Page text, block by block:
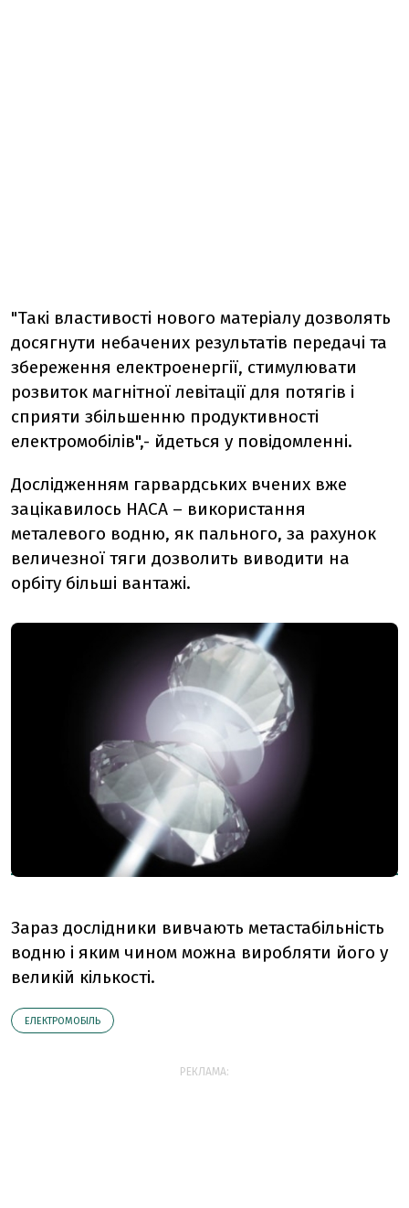
"Такі властивості нового матеріалу дозволять
досягнути небачених результатів передачі та
збереження електроенергії, стимулювати
розвиток магнітної левітації для потягів і
сприяти збільшенню продуктивності
електромобілів",- йдеться у повідомленні.
Дослідженням гарвардських вчених вже
зацікавилось НАСА – використання
металевого водню, як пального, за рахунок
величезної тяги дозволить виводити на
орбіту більші вантажі.
Зараз дослідники вивчають метастабільність
водню і яким чином можна виробляти його у
великій кількості.
ЕЛЕКТРОМОБІЛЬ
РЕКЛАМА: